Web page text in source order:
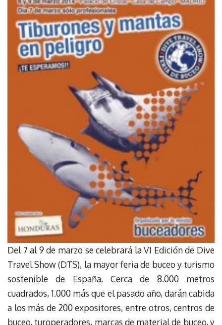
Del 7 al 9 de marzo se celebrará la VI Edición de Dive
Travel Show (DTS), la mayor feria de buceo y turismo
sostenible de España. Cerca de 8.000 metros
cuadrados, 1.000 más que el pasado año, darán cabida
a los más de 200 expositores, entre otros, centros de
buceo, turoperadores, marcas de material de buceo, y